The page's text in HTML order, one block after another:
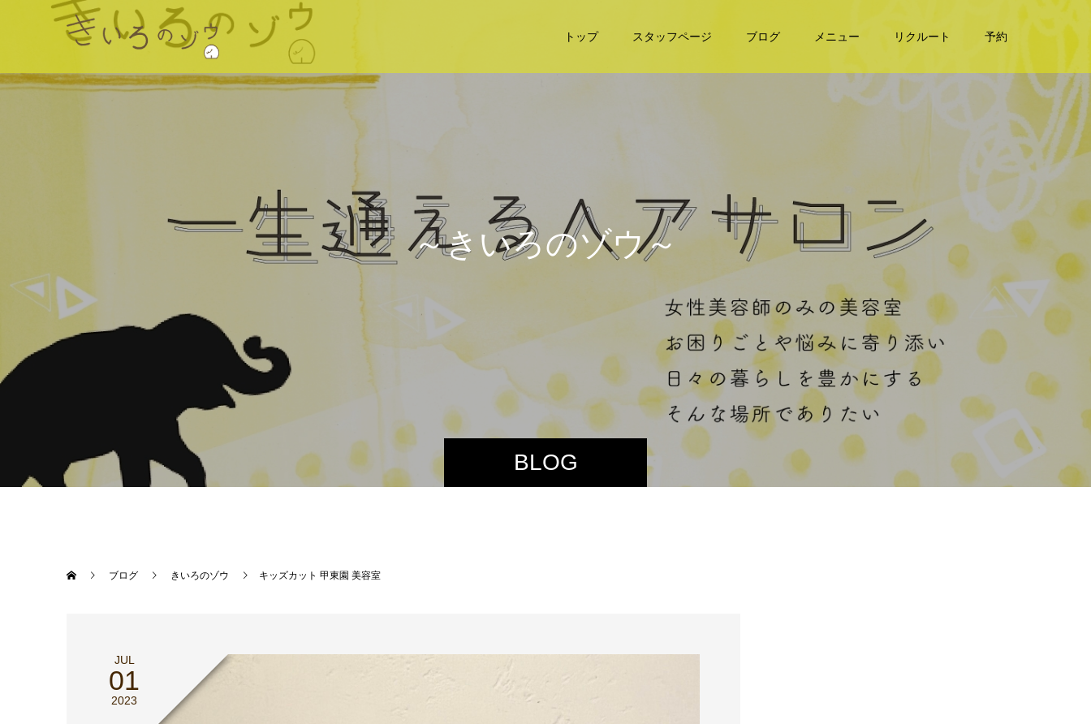
トップ スタッフページ ブログ メニュー リクルート 予約
BLOG
～き いろのゾウ～
ブログ きいろのゾウ キッズカット 甲東園 美容室
JUL
01
2023